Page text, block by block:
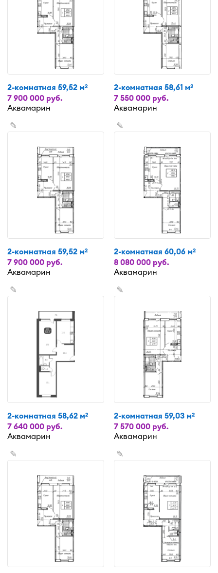
2-комнатная 59,52 м2
7 900 000 руб.
Аквамарин
2-комнатная 58,61 м2
7 550 000 руб.
Аквамарин
✎
2-комнатная 59,52 м2
7 900 000 руб.
Аквамарин
✎
2-комнатная 60,06 м2
8 080 000 руб.
Аквамарин
✎
2-комнатная 58,62 м2
7 640 000 руб.
Аквамарин
✎
2-комнатная 59,03 м2
7 570 000 руб.
Аквамарин
✎ ✎